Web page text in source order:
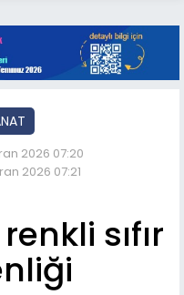
2026 07:20
2026 07:21
sıfır